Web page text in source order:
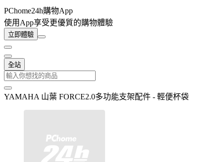
PChome24h購物App
使用App享受更優質的購物體驗
立即體驗
全站
YAMAHA 山葉 FORCE2.0多功能支架配件 - 輕便杯袋